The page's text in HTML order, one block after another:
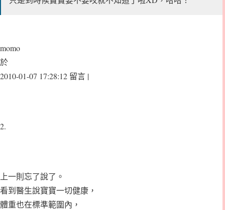
momo
於
2010-01-07 17:28:12 留言 |
2.
上一則忘了說了。
看到醫生說寶寶一切健康，
體重也在標準範圍內，